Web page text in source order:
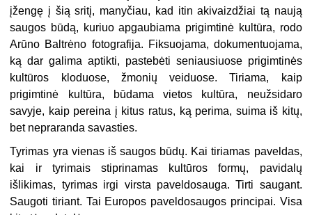
įžengę į šią sritį, manyčiau, kad itin akivaizdžiai tą naują
saugos būdą, kuriuo apgaubiama prigimtinė kultūra, rodo
Arūno Baltrėno fotografija. Fiksuojama, dokumentuojama,
ką dar galima aptikti, pastebėti seniausiuose prigimtinės
kultūros kloduose, žmonių veiduose. Tiriama, kaip
prigimtinė kultūra, būdama vietos kultūra, neužsidaro
savyje, kaip pereina į kitus ratus, ką perima, suima iš kitų,
bet nepraranda savasties.
Tyrimas yra vienas iš saugos būdų. Kai tiriamas paveldas,
kai ir tyrimais stiprinamas kultūros formų, pavidalų
išlikimas, tyrimas irgi virsta paveldosauga. Tirti saugant.
Saugoti tiriant. Tai Europos paveldosaugos principai. Visa